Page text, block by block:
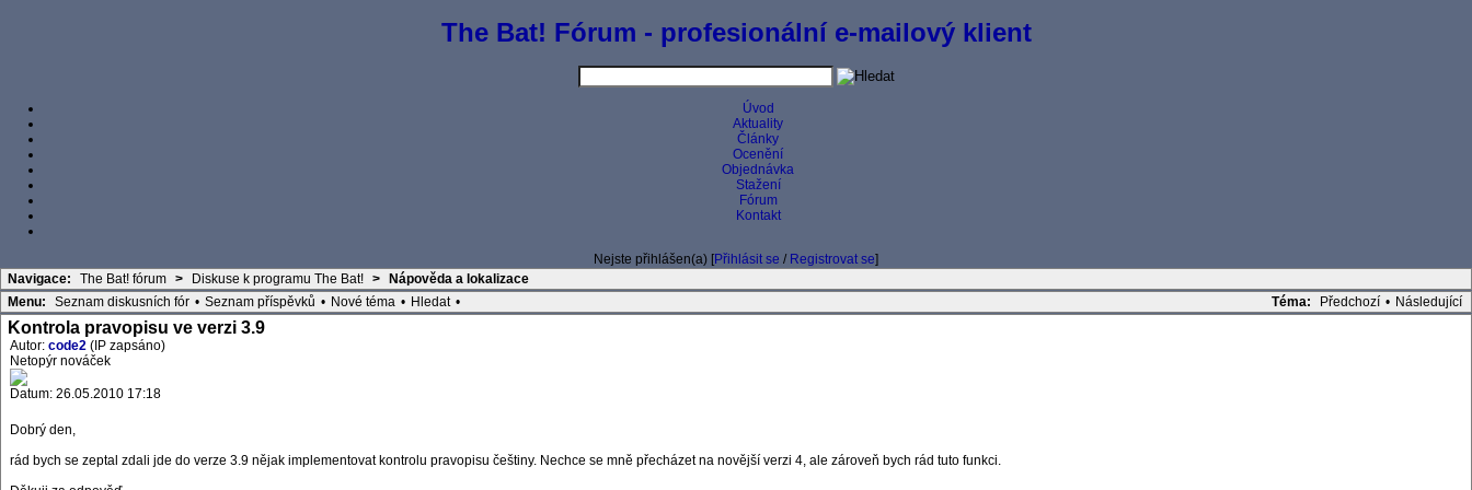
The Bat! Fórum - profesionální e-mailový klient
Úvod
Aktuality
Články
Ocenění
Objednávka
Stažení
Fórum
Kontakt
Nejste přihlášen(a) [Přihlásit se / Registrovat se]
Navigace:
The Bat! fórum > Diskuse k programu The Bat! >
Nápověda a lokalizace
Téma:
Předchozí • Následující
Menu: Seznam diskusních fór • Seznam příspěvků • Nové téma • Hledat •
Kontrola pravopisu ve verzi 3.9
Autor: code2 (IP zapsáno)
Netopýr nováček
Datum: 26.05.2010 17:18
Dobrý den,
rád bych se zeptal zdali jde do verze 3.9 nějak implementovat kontrolu pravopisu češtiny. Nechce se mně přecházet na novější verzi 4, ale zároveň bych rád tuto funkci.